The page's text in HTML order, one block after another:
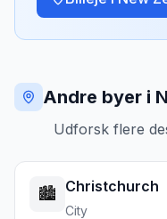
Andre byer i
Udforsk flere
🏙️ Christchurch
City